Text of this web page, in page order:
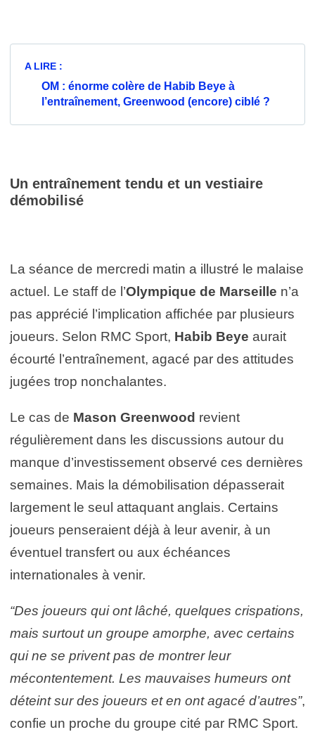
A LIRE :
OM : énorme colère de Habib Beye à
l’entraînement, Greenwood (encore) ciblé ?
Un entraînement tendu et un vestiaire
démobilisé
La séance de mercredi matin a illustré le malaise
actuel. Le staff de l’Olympique de Marseille n’a
pas apprécié l’implication affichée par plusieurs
joueurs. Selon RMC Sport, Habib Beye aurait
écourté l’entraînement, agacé par des attitudes
jugées trop nonchalantes.
Le cas de Mason Greenwood revient
régulièrement dans les discussions autour du
manque d’investissement observé ces dernières
semaines. Mais la démobilisation dépasserait
largement le seul attaquant anglais. Certains
joueurs penseraient déjà à leur avenir, à un
éventuel transfert ou aux échéances
internationales à venir.
“Des joueurs qui ont lâché, quelques crispations,
mais surtout un groupe amorphe, avec certains
qui ne se privent pas de montrer leur
mécontentement. Les mauvaises humeurs ont
déteint sur des joueurs et en ont agacé d’autres”,
confie un proche du groupe cité par RMC Sport.